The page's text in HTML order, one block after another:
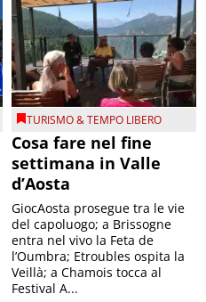
TURISMO & TEMPO LIBERO
Cosa fare nel fine
settimana in Valle
d’Aosta
GiocAosta prosegue tra le vie
del capoluogo; a Brissogne
entra nel vivo la Feta de
l’Oumbra; Etroubles ospita la
Veillà; a Chamois tocca al
Festival A...